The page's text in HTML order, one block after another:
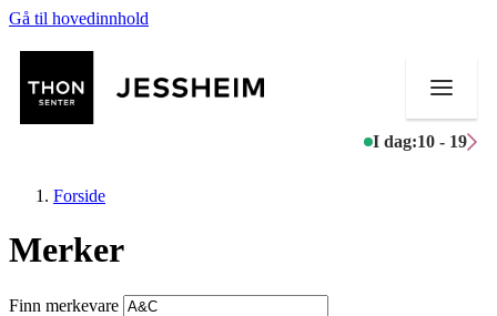
Gå til hovedinnhold
I dag:10 - 19
Butikker
Forside
Merker
Finn merkevare